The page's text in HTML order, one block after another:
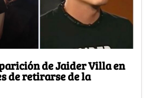
de Jaider Villa en
de retirarse de la